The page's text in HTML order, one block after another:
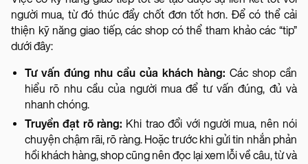
người mua, từ đó thúc đẩy chốt đơn tốt hơn. Để có thể cải
thiện kỹ năng giao tiếp, các shop có thể tham khảo các “tip”
dưới đây:
Tư vấn đúng nhu cầu của khách hàng: Các shop cần
hiểu rõ nhu cầu của người mua để tư vấn đúng, đủ và
nhanh chóng.
Truyền đạt rõ ràng: Khi trao đổi với người mua, nên nói
chuyện chậm rãi, rõ ràng. Hoặc trước khi gửi tin nhắn phản
hồi khách hàng, shop cũng nên đọc lại xem lỗi về câu, từ và